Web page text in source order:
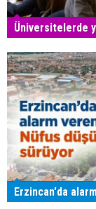
Üniversitelerde
Erzincan'da